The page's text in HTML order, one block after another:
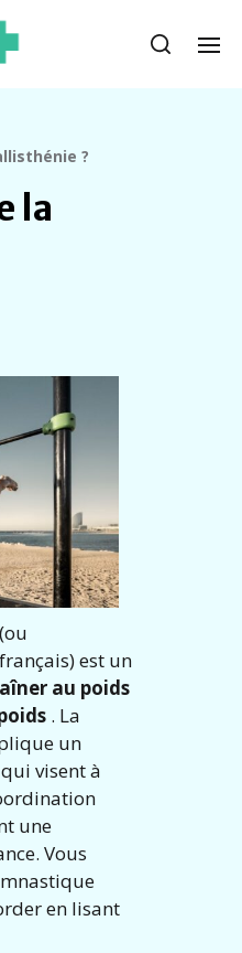
?
la
est un
au poids
. La
un
visent à
une
Vous
en lisant